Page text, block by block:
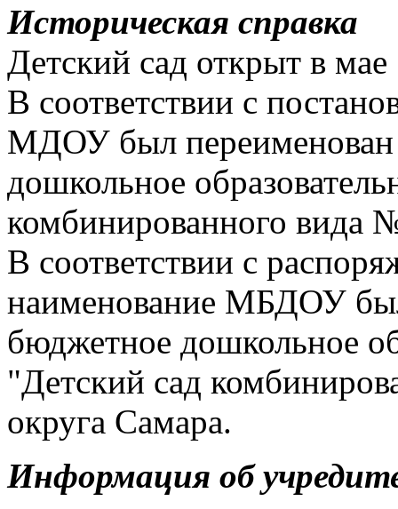
Историческая справка
Детский сад открыт в мае
В соответствии с
МДОУ был переименован
дошкольное
комбинированного вида
В соответствии с
наименование МБДОУ
бюджетное дошкольное
"Детский сад
округа Самара.
Информация об